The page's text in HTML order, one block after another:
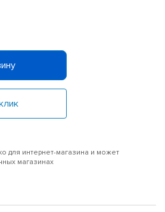
для интернет-магазина и может
магазинах